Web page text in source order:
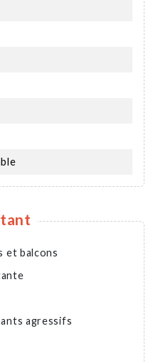
et balcons
agressifs